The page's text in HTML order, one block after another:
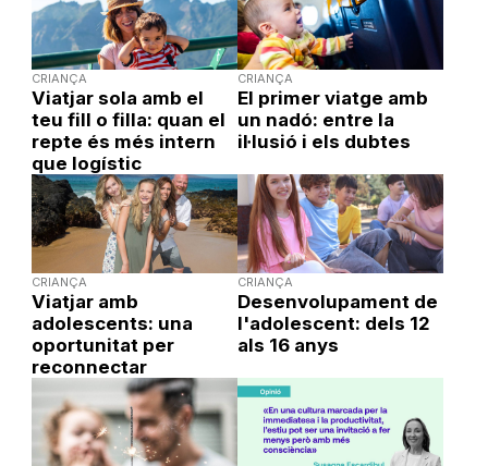
CRIANÇA
Viatjar sola amb el
teu fill o filla: quan el
repte és més intern
que logístic
CRIANÇA
El primer viatge amb
un nadó: entre la
il·lusió i els dubtes
CRIANÇA
Viatjar amb
adolescents: una
oportunitat per
reconnectar
CRIANÇA
Desenvolupament de
l'adolescent: dels 12
als 16 anys